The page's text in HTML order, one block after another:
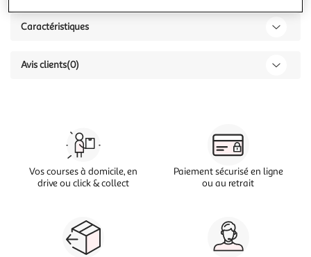
Caractéristiques
Avis clients(0)
Vos courses à domicile, en
drive ou click & collect
Paiement sécurisé en ligne
ou au retrait